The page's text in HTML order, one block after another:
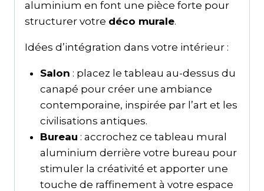
aluminium en font une pièce forte pour
structurer votre déco murale.
Idées d’intégration dans votre intérieur :
Salon : placez le tableau au-dessus du
canapé pour créer une ambiance
contemporaine, inspirée par l’art et les
civilisations antiques.
Bureau : accrochez ce tableau mural
aluminium derrière votre bureau pour
stimuler la créativité et apporter une
touche de raffinement à votre espace